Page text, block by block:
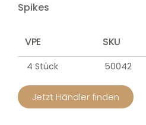
Spikes
VPE SKU
4 Stück 50042
Jetzt Händler finden